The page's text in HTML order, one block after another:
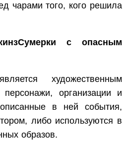
чарами того, кого решила
с опасным
художественным
организации и
в ней события,
либо используются в
образов.